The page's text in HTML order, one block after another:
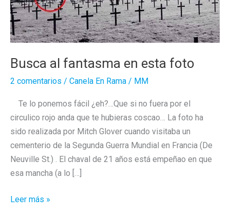
Busca al fantasma en esta foto
2 comentarios / Canela En Rama / MM
Te lo ponemos fácil ¿eh?…Que si no fuera por el
circulico rojo anda que te hubieras coscao… La foto ha
sido realizada por Mitch Glover cuando visitaba un
cementerio de la Segunda Guerra Mundial en Francia (De
Neuville St.) . El chaval de 21 años está empeñao en que
esa mancha (a lo […]
Busca
Leer más »